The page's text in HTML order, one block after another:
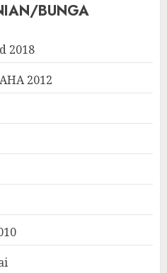
BUNGA
2018
2012